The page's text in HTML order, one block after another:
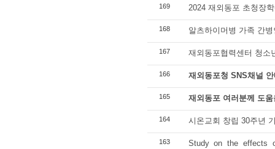
169 2024 재외동포 초청장
168 알츠하이머병 가족 간
167 재외동포협력센터 청소
166 재외동포청 SNS채널 안
165 재외동포 여러분께 도
164 시온교회 창립 30주년
163
Study on the effects